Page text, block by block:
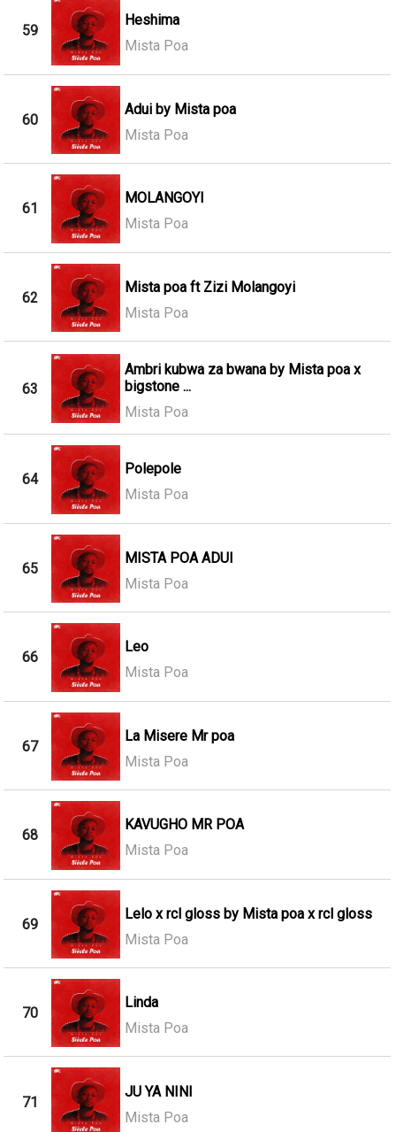
59
Heshima
Mista Poa
60
Adui by Mista poa
Mista Poa
61
MOLANGOYI
Mista Poa
62
Mista poa ft Zizi Molangoyi
Mista Poa
63
Ambri kubwa za bwana by Mista poa x
bigstone ...
Mista Poa
64
Polepole
Mista Poa
65
MISTA POA ADUI
Mista Poa
66
Leo
Mista Poa
67
La Misere Mr poa
Mista Poa
68
KAVUGHO MR POA
Mista Poa
69
Lelo x rcl gloss by Mista poa x rcl gloss
Mista Poa
70
Linda
Mista Poa
71
JU YA NINI
Mista Poa